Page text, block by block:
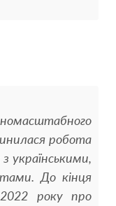
робота
українськими,
До кінця
року про